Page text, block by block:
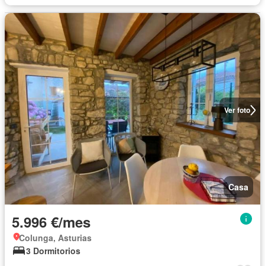
Ver foto
Casa
5.996 €/mes
Colunga, Asturias
3 Dormitorios